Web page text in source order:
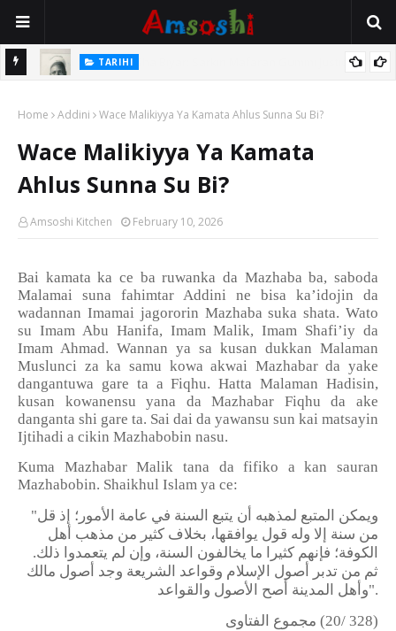
TARIHI
Usman Kure Bungudu
Home Addini Wace Malikiyya Ya Kamata Ahlus Sunna Su Bi?
Wace Malikiyya Ya Kamata
Ahlus Sunna Su Bi?
Amsoshi Kitchen February 10, 2026
Bai kamata ka ce ba ruwanka da Mazhaba ba, saboda
Malamai suna fahimtar Addini ne bisa ka’idojin da
wadannan Imamai jagororin Mazhaba suka shata. Wato
su Imam Abu Hanifa, Imam Malik, Imam Shafi’iy da
Imam Ahmad. Wannan ya sa kusan dukkan Malaman
Muslunci za ka samu kowa akwai Mazhabar da yake
dangantuwa gare ta a Fiqhu. Hatta Malaman Hadisin,
kusan kowanensu yana da Mazhabar Fiqhu da ake
danganta shi gare ta. Sai dai da yawansu sun kai matsayin
Ijtihadi a cikin Mazhabobin nasu.
Kuma Mazhabar Malik tana da fifiko a kan sauran
Mazhabobin. Shaikhul Islam ya ce:
"ويمكن المتبع لمذهبه أن يتبع السنة في عامة الأمور؛ إذ قل
من سنة إلا وله قول يوافقها، بخلاف كثير من مذهب أهل
الكوفة؛ فإنهم كثيرا ما يخالفون السنة، وإن لم يتعمدوا ذلك.
ثم من تدبر أصول الإسلام وقواعد الشريعة وجد أصول مالك
وأهل المدينة أصح الأصول والقواعد".
مجموع الفتاوى (20/ 328)